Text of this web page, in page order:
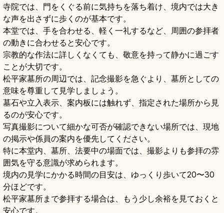
寺院では、門をくぐる前に気持ちを落ち着け、境内では大き
な声を出さずに歩くのが基本です。
本堂では、手を合わせる、軽く一礼するなど、周囲の参拝者
の動きに合わせると安心です。
宗教的な作法に詳しくなくても、敬意を持って静かに過ごす
ことが大切です。
松平家墓所の周辺では、記念撮影を急ぐより、墓所としての
意味を尊重して見学しましょう。
墓石や立入表示、案内板には触れず、指定された場所から見
るのが安心です。
写真撮影について細かな可否が確認できない場所では、現地
の掲示や係員の案内を優先してください。
特に本堂内、墓所、法要中の場面では、撮影よりも参拝の雰
囲気を守る意識が求められます。
境内の見学にかかる時間の目安は、ゆっくり歩いて20〜30
分ほどです。
松平家墓所まで参拝する場合は、もう少し余裕を見ておくと
安心です。